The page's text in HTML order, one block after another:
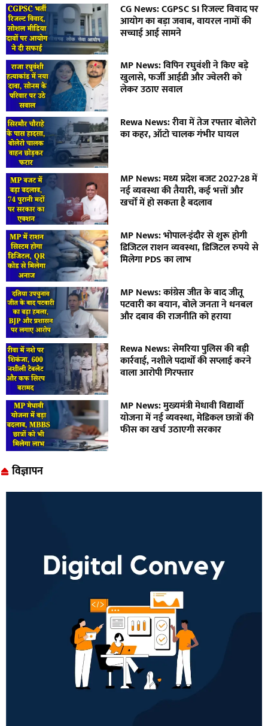
CG News: CGPSC SI रिजल्ट विवाद पर
आयोग का बड़ा जवाब, वायरल नामों की
सच्चाई आई सामने
MP News: विपिन रघुवंशी ने किए बड़े
खुलासे, फर्जी आईडी और ज्वेलरी को
लेकर उठाए सवाल
Rewa News: रीवा में तेज रफ्तार बोलेरो
का कहर, ऑटो चालक गंभीर घायल
MP News: मध्य प्रदेश बजट 2027-28 में
नई व्यवस्था की तैयारी, कई भत्तों और
खर्चों में हो सकता है बदलाव
MP News: भोपाल-इंदौर से शुरू होगी
डिजिटल राशन व्यवस्था, डिजिटल रुपये से
मिलेगा PDS का लाभ
MP News: कांग्रेस जीत के बाद जीतू
पटवारी का बयान, बोले जनता ने धनबल
और दबाव की राजनीति को हराया
Rewa News: सेमरिया पुलिस की बड़ी
कार्रवाई, नशीले पदार्थों की सप्लाई करने
वाला आरोपी गिरफ्तार
MP News: मुख्यमंत्री मेधावी विद्यार्थी
योजना में नई व्यवस्था, मेडिकल छात्रों की
फीस का खर्च उठाएगी सरकार
विज्ञापन